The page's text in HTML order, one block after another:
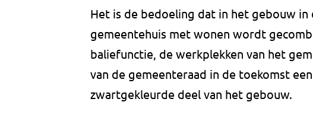
Het is de bedoeling dat in het gebouw
gemeentehuis met wonen wordt
baliefunctie, de werkplekken van het
van de gemeenteraad in de toekomst
zwartgekleurde deel van het gebouw.